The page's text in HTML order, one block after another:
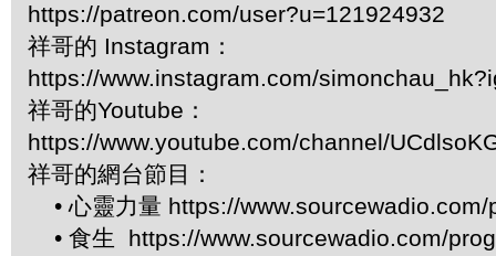
https://patreon.com/user?u=121924932
祥哥的 Instagram：
https://www.instagram.com/
祥哥的Youtube：
https://www.youtube.com/channel/
祥哥的網台節目：
• 心靈力量 https://
• 食生 https://www.sourcewadio.com/